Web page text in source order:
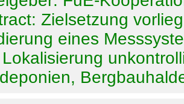
Zielsetzung
eines